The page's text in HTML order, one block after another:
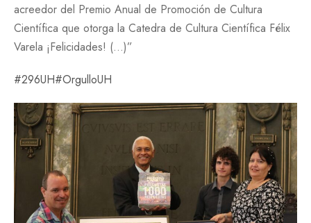
acreedor del Premio Anual de Promoción de Cultura
Científica que otorga la Catedra de Cultura Científica Félix
Varela ¡Felicidades! (…)”
#296UH#OrgulloUH